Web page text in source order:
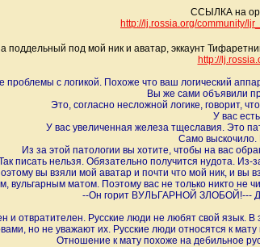
ССЫЛКА на
http://lj.rossia.org/community/
поддельный под мой ник и аватар, эккаунт
http://
проблемы с логикой. Похоже что ваш логический
Вы же сами объявили
Это, согласно несложной логике, говорит,
У вас
У вас увеличенная железа тщеславия. Это
Само выскочило.
Из за этой патологии вы хотите, чтобы на вас
писать нельзя. Обязательно получится нудота. Из-
вы взяли мой аватар и почти что мой ник, и вы
вульгарным матом. Поэтому вас не только никто не
--Он горит ВУЛЬГАРНОЙ ЗЛОБОЙ!---
и отвратителен. Русские люди не любят свой язык.
но не уважают их. Русские люди относятся к
Отношение к мату похоже на дебильное